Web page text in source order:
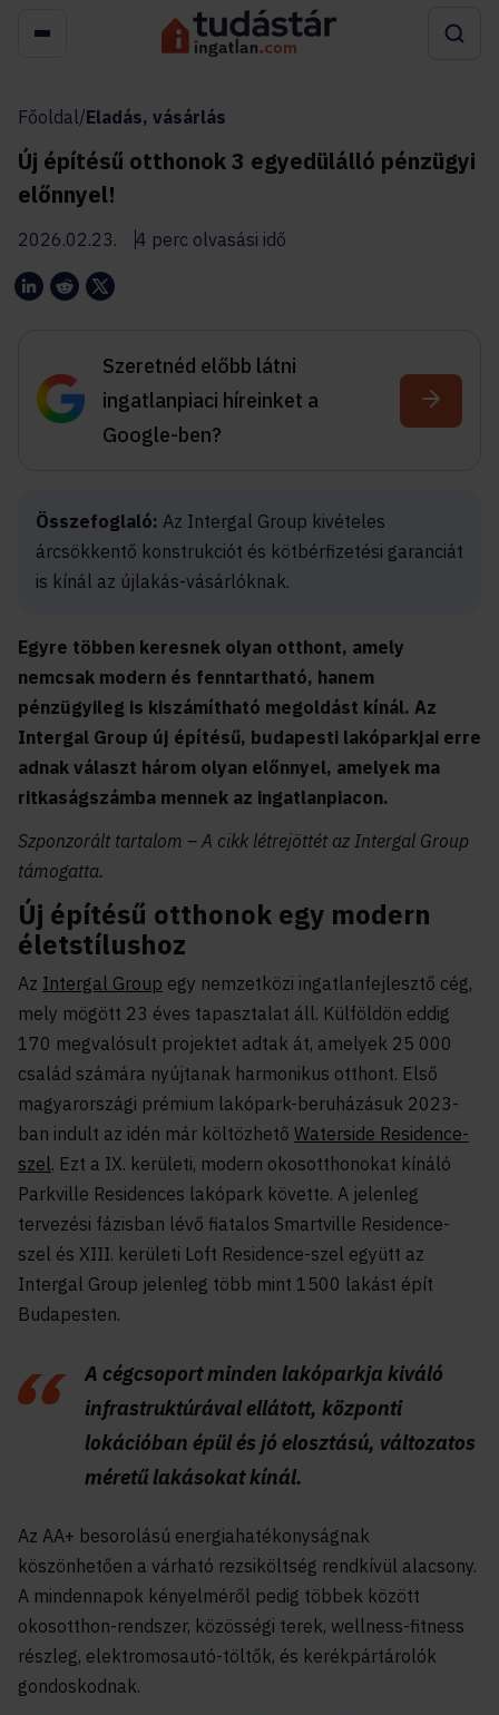
Főoldal/Eladás, vásárlás
Új építésű otthonok 3 egyedülálló pénzügyi
előnnyel!
2026.02.23. 4 perc olvasási idő
Szeretnéd előbb látni
ingatlanpiaci híreinket a
Google-ben?
Összefoglaló: Az Intergal Group kivételes
árcsökkentő konstrukciót és kötbérfizetési garanciát
is kínál az újlakás-vásárlóknak.
Egyre többen keresnek olyan otthont, amely
nemcsak modern és fenntartható, hanem
pénzügyileg is kiszámítható megoldást kínál. Az
Intergal Group új építésű, budapesti lakóparkjai erre
adnak választ három olyan előnnyel, amelyek ma
ritkaságszámba mennek az ingatlanpiacon.
Szponzorált tartalom – A cikk létrejöttét az Intergal Group
támogatta.
Új építésű otthonok egy modern
életstílushoz
Az Intergal Group egy nemzetközi ingatlanfejlesztő cég,
mely mögött 23 éves tapasztalat áll. Külföldön eddig
170 megvalósult projektet adtak át, amelyek 25 000
család számára nyújtanak harmonikus otthont. Első
magyarországi prémium lakópark-beruházásuk 2023-
ban indult az idén már költözhető Waterside Residence-
szel. Ezt a IX. kerületi, modern okosotthonokat kínáló
Parkville Residences lakópark követte. A jelenleg
tervezési fázisban lévő fiatalos Smartville Residence-
szel és XIII. kerületi Loft Residence-szel együtt az
Intergal Group jelenleg több mint 1500 lakást épít
Budapesten.
A cégcsoport minden lakóparkja kiváló
infrastruktúrával ellátott, központi
lokációban épül és jó elosztású, változatos
méretű lakásokat kínál.
Az AA+ besorolású energiahatékonyságnak
köszönhetően a várható rezsiköltség rendkívül alacsony.
A mindennapok kényelméről pedig többek között
okosotthon-rendszer, közösségi terek, wellness-fitness
részleg, elektromosautó-töltők, és kerékpártárolók
gondoskodnak.